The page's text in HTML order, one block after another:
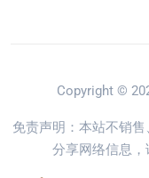
Copyright ©
免责声明：本站不销
分享网络信息，